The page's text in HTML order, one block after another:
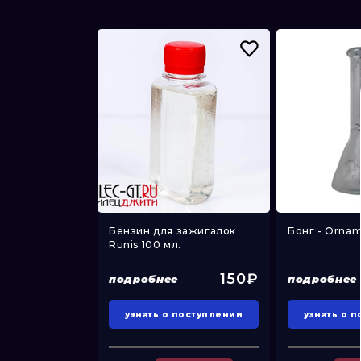
Бензин для зажигалок
Runis 100 мл.
подробнее 150₽
узнать о поступлении
Бонг -
подробнее
узнать о